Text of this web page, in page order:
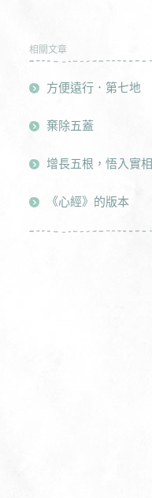
相關文章
方便遠行．第七地
棄除五蓋
增長五根，悟入實
《心經》的版本